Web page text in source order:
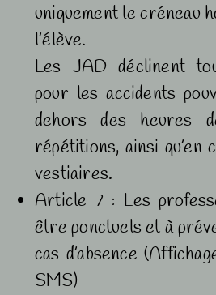
uniquement le créneau
l’élève.
Les JAD déclinent
pour les accidents
dehors des heures
répétitions, ainsi qu’en
vestiaires.
Article 7 : Les
être ponctuels et à
cas d’absence
SMS)